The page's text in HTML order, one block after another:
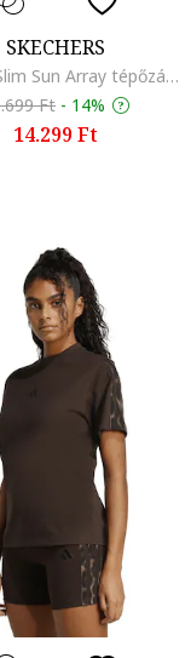
SKECHERS
Reggae Slim Sun Array tépőzáras szandál, Világos tópbarna
Ft - 14%
14.299 Ft